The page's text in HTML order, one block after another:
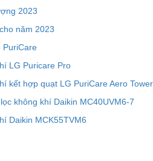
2023
năm 2023
PuriCare
LG Puricare Pro
kết hợp quạt LG PuriCare Aero Tower
không khí Daikin MC40UVM6-7
Daikin MCK55TVM6